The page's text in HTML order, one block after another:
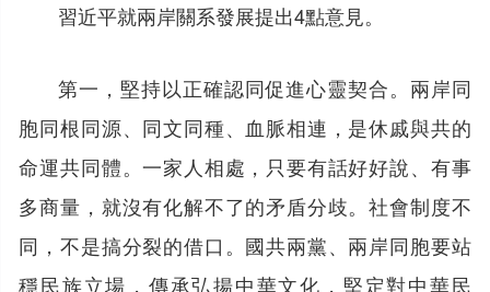
習近平就兩岸關系發展提出4點意見。
第一，堅持以正確認同促進心靈契合。兩岸同
胞同根同源、同文同種、血脈相連，是休戚與共的
命運共同體。一家人相處，只要有話好好說、有事
多商量，就沒有化解不了的矛盾分歧。社會制度不
同，不是搞分裂的借口。國共兩黨、兩岸同胞要站
穩民族立場，傳承弘揚中華文化，堅定對中華民